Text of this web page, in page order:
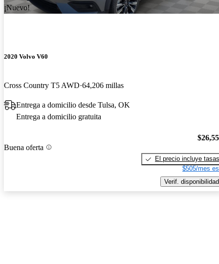
¡Nuevo!
2020 Volvo V60
Cross Country T5 AWD 64,206 millas
Entrega a domicilio desde Tulsa, OK
Entrega a domicilio gratuita
Buena oferta
El precio incluye tasas
$505/mes
Verif. disponibilidad